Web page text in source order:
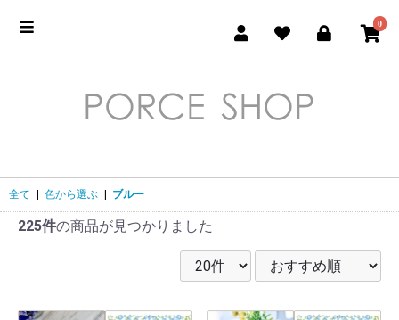
0
全て 色から選ぶ ブルー
225件の商品が見つかりました